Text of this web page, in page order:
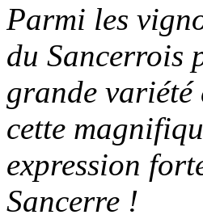
Parmi les
du Sancerrois
grande variété
cette
expression
Sancerre !